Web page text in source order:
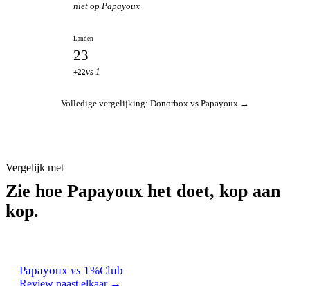
niet op Papayoux
Landen
23
+22vs 1
Volledige vergelijking: Donorbox vs Papayoux →
Vergelijk met
Zie hoe Papayoux het doet, kop aan
kop.
Papayoux vs 1%Club
Review naast elkaar →